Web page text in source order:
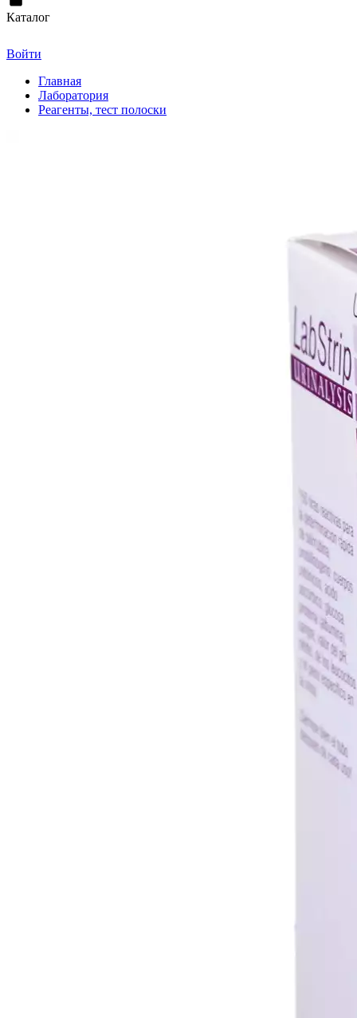
Каталог
Войти
Главная
Лаборатория
Реагенты, тест полоски